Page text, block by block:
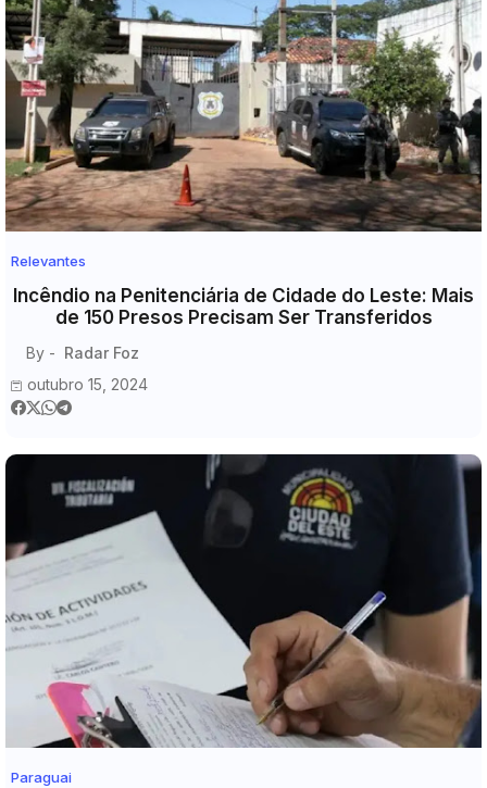
Relevantes
Incêndio na Penitenciária de Cidade do Leste: Mais
de 150 Presos Precisam Ser Transferidos
By - Radar Foz
outubro 15, 2024
Paraguai